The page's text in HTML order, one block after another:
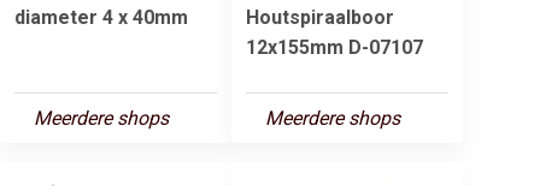
diameter 4 x 40mm
Meerdere shops
Houtspiraalboor
12x155mm D-07107
Meerdere shops